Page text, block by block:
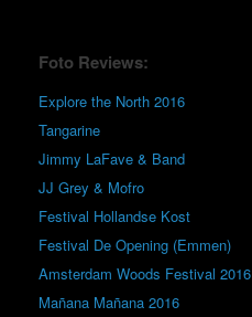
Foto Reviews:
Explore the North 2016
Tangarine
Jimmy LaFave & Band
JJ Grey & Mofro
Festival Hollandse Kost
Festival De Opening (Emmen)
Amsterdam Woods Festival 2016
Mañana Mañana 2016